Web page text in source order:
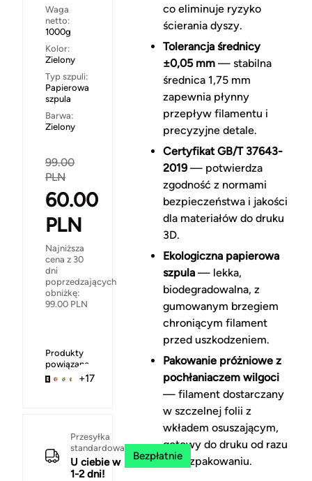
Waga
netto:
1000g
Kolor:
Zielony
Typ szpuli:
Papierowa
szpula
Barwa:
Zielony
99.00
PLN
60.00
PLN
Najniższa
cena z 30
dni
poprzedzających
obniżkę:
99.00 PLN
Produkty
powiązane
+17
Przesyłka
standardowa
U ciebie w
1-2 dni!
Bezpłatnie
co eliminuje ryzyko
ścierania dyszy.
Tolerancja średnicy
±0,05 mm— stabilna
średnica 1,75 mm
zapewnia płynny
przepływ filamentu i
precyzyjne detale.
Certyfikat GB/T 37643-
2019— potwierdza
zgodność z normami
bezpieczeństwa i jakości
dla materiałów do druku
3D.
Ekologiczna papierowa
szpula— lekka,
biodegradowalna, z
gumowanym brzegiem
chroniącym filament
przed uszkodzeniem.
Pakowanie próżniowe z
pochłaniaczem wilgoci
— filament dostarczany
w szczelnej folii z
wkładem osuszającym,
gotowy do druku od razu
po rozpakowaniu.